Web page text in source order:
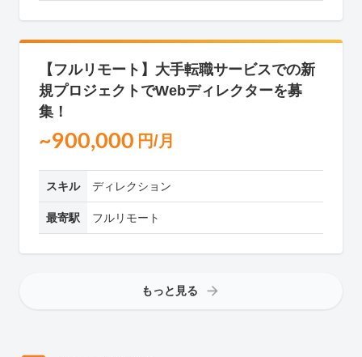
【フルリモート】大手転職サービスでの新
規プロジェクトでWebディレクターを募
集！
~900,000 円/月
スキル ディレクション
最寄駅 フルリモート
もっと見る